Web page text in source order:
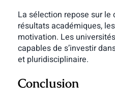
La sélection repose sur le
résultats académiques,
motivation. Les
capables de s’investir
et pluridisciplinaire.
Conclusion